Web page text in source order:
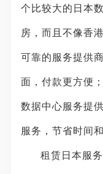
个比较大的日本
房，而且不像香
可靠的服务提供
面，付款更方便
数据中心服务提
服务，节省时间
租赁日本服